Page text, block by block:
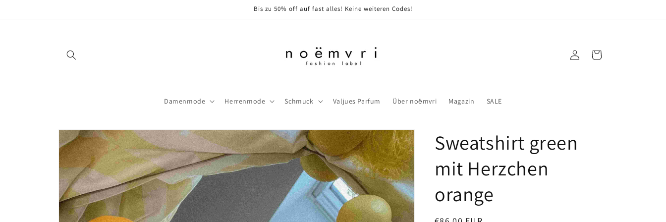
Bis zu 50% off auf fast alles! Keine weiteren Codes!
Damenmode Herrenmode Schmuck Valjues Parfum Über noёmvri Magazin SALE
EinloggenWarenkorb
Zu
Produktinformationen
springen
Sweatshirt green
mit Herzchen
orange